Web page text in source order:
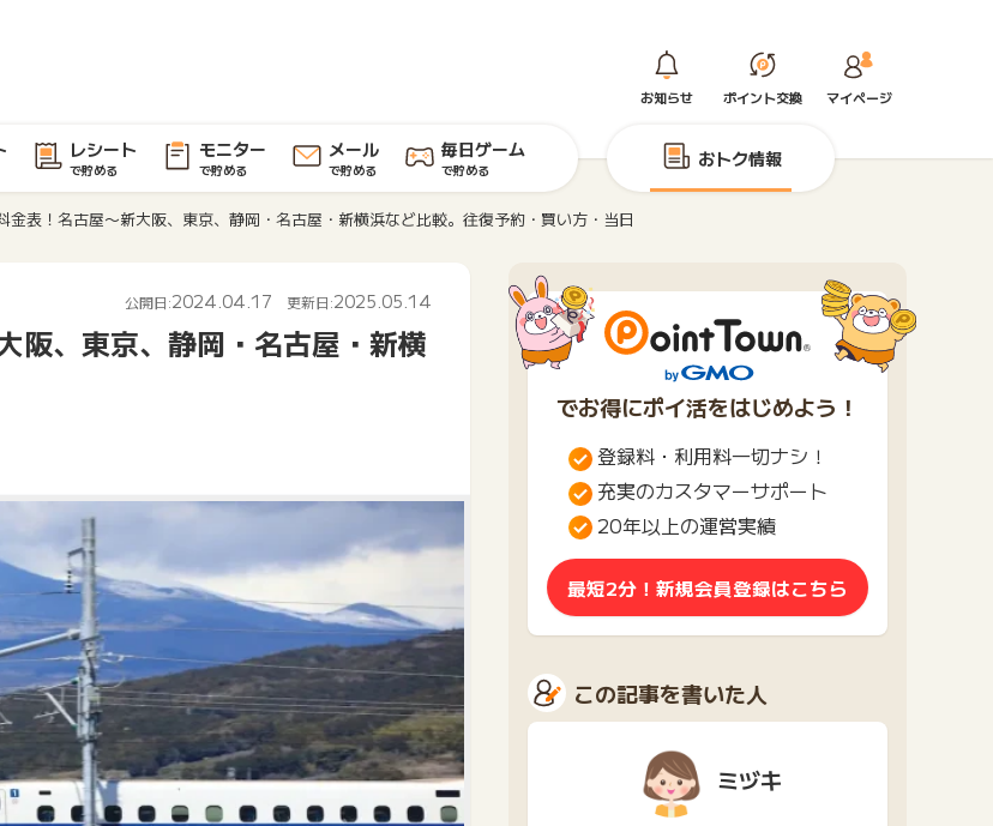
お知らせ ポイント交換 マイページ
レシート
で貯める
モニター
で貯める
メール
で貯める
毎日ゲーム
で貯める おトク情報
金表！名古屋〜新大阪、東京、静岡・名古屋・新横浜など比較。往復予約・買い方・当日
公開日:2024.04.17 更新日:2025.05.14
阪、東京、静岡・名古屋・新横
でお得にポイ活をはじめよう！
登録料・利用料一切ナシ！
充実のカスタマーサポート
20年以上の運営実績
最短2分！新規会員登録はこちら
この記事を書いた人
ミヅキ